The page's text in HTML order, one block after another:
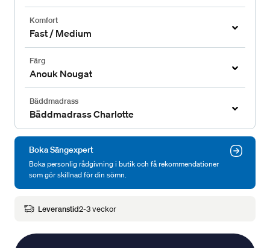
Komfort
Fast / Medium
Färg
Anouk Nougat
Bäddmadrass
Bäddmadrass Charlotte
Boka Sängexpert
Boka personlig rådgivning i butik och få rekommendationer
som gör skillnad för din sömn.
Leveranstid2-3 veckor